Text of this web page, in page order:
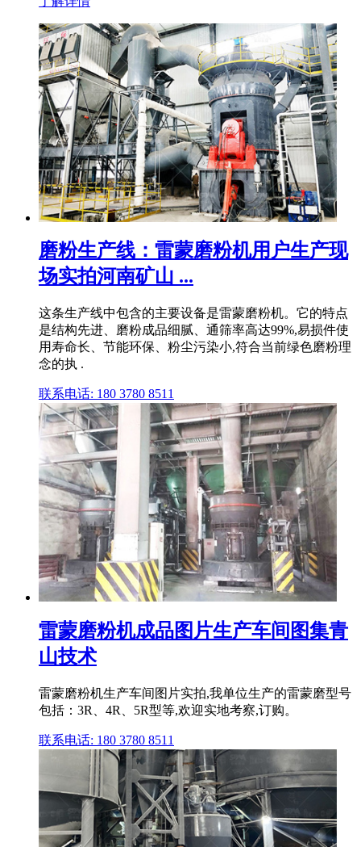
磨粉生产线：雷蒙磨粉机用户生产现
场实拍河南矿山 ...
这条生产线中包含的主要设备是雷蒙磨粉机。它的特点
是结构先进、磨粉成品细腻、通筛率高达99%,易损件使
用寿命长、节能环保、粉尘污染小,符合当前绿色磨粉理
念的执 .
联系电话: 180 3780 8511
雷蒙磨粉机成品图片生产车间图集青
山技术
雷蒙磨粉机生产车间图片实拍,我单位生产的雷蒙磨型号
包括：3R、4R、5R型等,欢迎实地考察,订购。
联系电话: 180 3780 8511